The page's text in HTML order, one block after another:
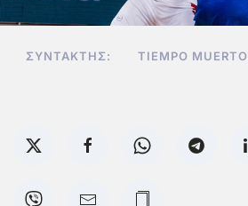
ΣΥΝΤΆΚΤΗΣ: TIEMPO MUERTO